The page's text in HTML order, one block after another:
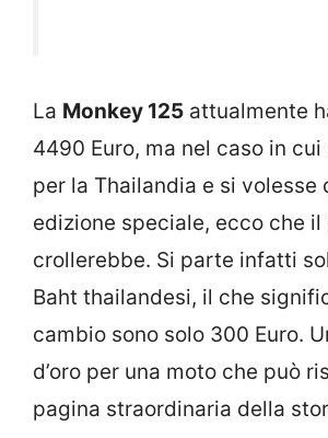
La Monkey 125 attualmente
4490 Euro, ma nel caso in cui
per la Thailandia e si volesse
edizione speciale, ecco che il
crollerebbe. Si parte infatti
Baht thailandesi, il che
cambio sono solo 300 Euro.
d’oro per una moto che può
pagina straordinaria della